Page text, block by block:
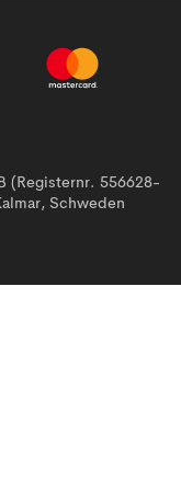
(Registernr. 556628-
Schweden